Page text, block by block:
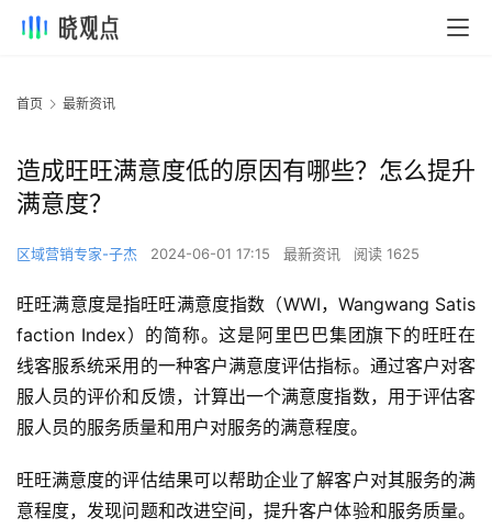
首页 最新资讯
造成旺旺满意度低的原因有哪些？怎么提升
满意度？
区域营销专家-子杰 2024-06-01 17:15 最新资讯 阅读 1625
旺旺满意度是指旺旺满意度指数（WWI，Wangwang Satis
faction Index）的简称。这是阿里巴巴集团旗下的旺旺在
线客服系统采用的一种客户满意度评估指标。通过客户对客
服人员的评价和反馈，计算出一个满意度指数，用于评估客
服人员的服务质量和用户对服务的满意程度。
旺旺满意度的评估结果可以帮助企业了解客户对其服务的满
意程度，发现问题和改进空间，提升客户体验和服务质量。